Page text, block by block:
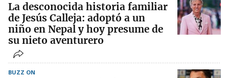
La desconocida historia familiar
de Jesús Calleja: adoptó a un
niño en Nepal y hoy presume de
su nieto aventurero
BUZZ ON